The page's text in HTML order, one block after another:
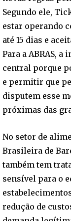
Segundo ele,
estar operando
até 15 dias e
Para a ABRAS,
central porque
e permitir que
disputem esse
próximas das
No setor de
Brasileira de
também tem
sensível para o
redução de